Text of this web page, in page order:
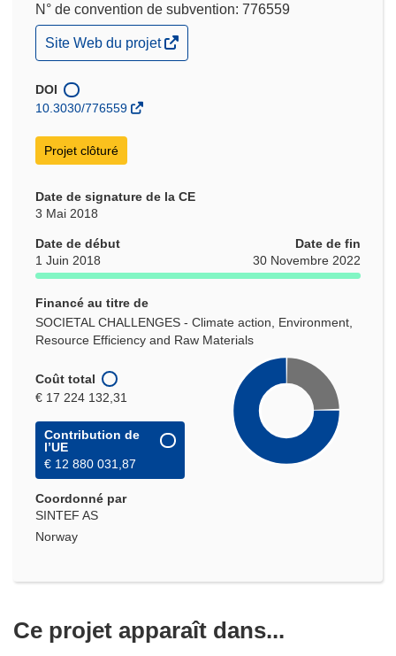
N° de convention de subvention: 776559
(s’ouvre
dans
nouvelle
fenêtre)
Site Web du projet
DOI
10.3030/776559
Projet clôturé
Date de signature de la CE
3 Mai 2018
Date de début
1 Juin 2018
Date de fin
30 Novembre 2022
Financé au titre de
SOCIETAL CHALLENGES - Climate action, Environment,
Resource Efficiency and Raw Materials
Coût total
€ 17 224 132,31
Contribution de
l’UE
€ 12 880 031,87
Coordonné par
SINTEF AS
Norway
Ce projet apparaît dans...